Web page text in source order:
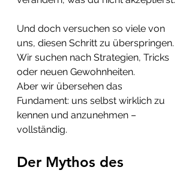
Und doch versuchen so viele von
uns, diesen Schritt zu überspringen.
Wir suchen nach Strategien, Tricks
oder neuen Gewohnheiten.
Aber wir übersehen das
Fundament: uns selbst wirklich zu
kennen und anzunehmen –
vollständig.
Der Mythos des